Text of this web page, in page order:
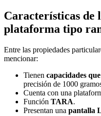
Características de
plataforma tipo
Entre las propiedades
mencionar:
Tienen capacidades
precisión de 1000
Cuenta con una
Función TARA.
Presentan una pantalla